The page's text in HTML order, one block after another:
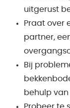
uitgerust
Praat over
partner,
Bij
behulp